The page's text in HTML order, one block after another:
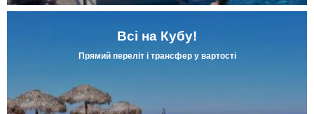
Всі на Кубу!
Прямий переліт і трансфер у вартості